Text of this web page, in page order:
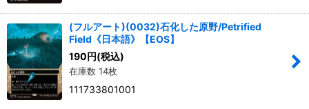
(フルアート)(0032)石化した原野/Petrified
Field《日本語》【EOS】
190円(税込)
在庫数 14枚
111733801001